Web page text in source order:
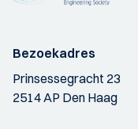
Bezoekadres
Prinsessegracht 23
2514 AP Den Haag